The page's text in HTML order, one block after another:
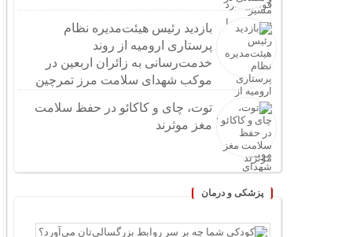
بازدید رئیس هیئت‌مدیره نظام
پرستاری ارومیه از روند
خدمت‌رسانی به زائران اربعین در
موکب شهدای سلامت مرز تمرچین
توت، چای و کاکائو در حفظ سلامت
مغز موثرند
پزشکی و درمان